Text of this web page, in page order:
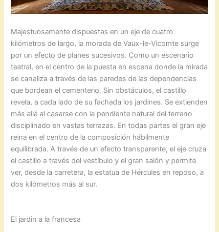
Majestuosamente dispuestas en un eje de cuatro
kilómetros de largo, la morada de Vaux-le-Vicomte surge
por un efecto de planes sucesivos. Como un escenario
teatral, en el centro de la puesta en escena donde la mirada
se canaliza a través de las paredes de las dependencias
que bordean el cementerio. Sin obstáculos, el castillo
revela, a cada lado de su fachada los jardines. Se extienden
más allá al casarse con la pendiente natural del terreno
disciplinado en vastas terrazas. En todas partes el gran eje
reina en el centro de la composición hábilmente
equilibrada. A través de un efecto transparente, el eje cruza
el castillo a través del vestíbulo y el gran salón y permite
ver, desde la carretera, la estatua de Hércules en reposo, a
dos kilómetros más al sur.
El jardin a la francesa